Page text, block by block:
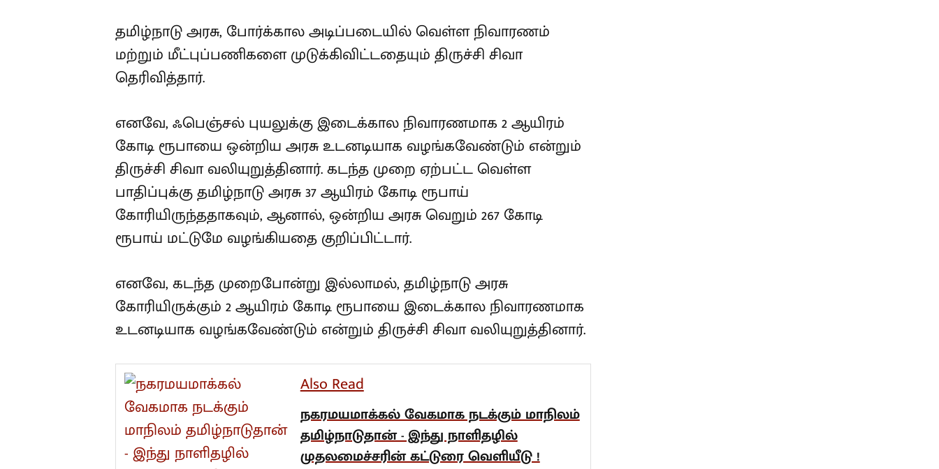
தமிழ்நாடு அரசு, போர்க்கால அடிப்படையில் வெள்ள நிவாரணம்
மற்றும் மீட்புப்பணிகளை முடுக்கிவிட்டதையும் திருச்சி சிவா
தெரிவித்தார்.
எனவே, ஃபெஞ்சல் புயலுக்கு இடைக்கால நிவாரணமாக 2 ஆயிரம்
கோடி ரூபாயை ஒன்றிய அரசு உடனடியாக வழங்கவேண்டும் என்றும்
திருச்சி சிவா வலியுறுத்தினார். கடந்த முறை ஏற்பட்ட வெள்ள
பாதிப்புக்கு தமிழ்நாடு அரசு 37 ஆயிரம் கோடி ரூபாய்
கோரியிருந்ததாகவும், ஆனால், ஒன்றிய அரசு வெறும் 267 கோடி
ரூபாய் மட்டுமே வழங்கியதை குறிப்பிட்டார்.
எனவே, கடந்த முறைபோன்று இல்லாமல், தமிழ்நாடு அரசு
கோரியிருக்கும் 2 ஆயிரம் கோடி ரூபாயை இடைக்கால நிவாரணமாக
உடனடியாக வழங்கவேண்டும் என்றும் திருச்சி சிவா வலியுறுத்தினார்.
Also Read
நகரமயமாக்கல் வேகமாக நடக்கும் மாநிலம்
தமிழ்நாடுதான் - இந்து நாளிதழில்
முதலமைச்சரின் கட்டுரை வெளியீடு !